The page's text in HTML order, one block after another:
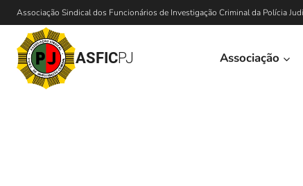
Associação Sindical dos Funcionários de Investigação Criminal da Polícia
ASFICPJ Associação